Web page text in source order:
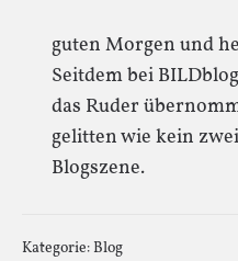
guten Morgen und
Seitdem bei
das Ruder
gelitten wie kein
Blogszene.
Kategorie:Blog